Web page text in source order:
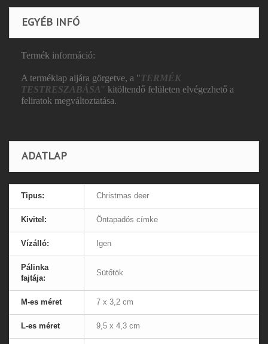
EGYÉB INFÓ
Termék információ:
A terméklap aljára görgetve, a "TERMÉK
TESTRESZABÁSA" kitöltendő felületen elvégezhető a
feliratok megváltoztatása.
ADATLAP
Tipus: Christmas deer
Kivitel: Öntapadós címke
Vízálló: Igen
Pálinka
fajtája:
Sütőtök
M-es méret 7 x 3,2 cm
L-es méret 9,5 x 4,3 cm